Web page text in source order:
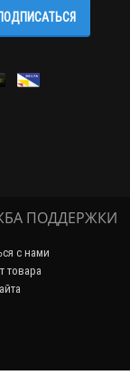
ПОДДЕРЖКИ
с нами
товара